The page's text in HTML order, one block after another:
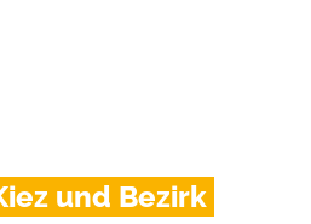
und Bezirk